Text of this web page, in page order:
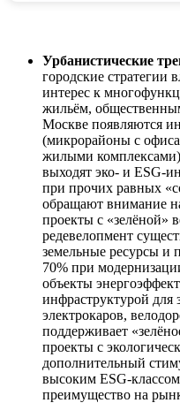
Урбанистические
городские стратегии
интерес к
жильём,
Москве появляются
(микрорайоны с
жилыми
выходят эко- и
при прочих равных
обращают внимание
проекты с «зелёной»
редевелопмент
земельные ресурсы и
70% при
объекты
инфраструктурой для
электрокаров,
поддерживает
проекты с
дополнительный
высоким ESG-
преимущество на